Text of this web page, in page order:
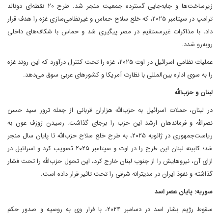
زیرساخت‌ها و جابه‌جایی گسترده جمعیت منجر شد. طرح ۲۰ نقطه‌ای دونالد
ترامپ در سپتامبر ۲۰۲۵، که خلع سلاح حماس و غیرنظامی‌سازی غزه را هدف قرار
داد، با مذاکرات غیرمستقیم در مصر پیگیری شد و حماس با شکاف‌های داخلی
روبه‌رو شدد.
عملیات نظامی اسرائیل در اوت ۲۰۲۵، غزه را تحت کنترل درآورد که این روند غزه
را به سوی اداره بین‌المللی با نظارت آمریکا و کشورهای عربی سوق می‌دهد.
لبنان و حزب‌الله
در لبنان، حملات اسرائیل به حزب‌الله هزاران قربانی از جمله ترور سید حسن
نصرالله و فرماندهان ارشد این حزب را برجای گذاشت. رسیدن ژوزف عون به
ریاست‌جمهوری در ژانویه ۲۰۲۵، به طرح خلع سلاح حزب‌الله تا پایان سال منجر
شد؛ کابینه لبنان این طرح را در اوت و سپتامبر ۲۰۲۵ تصویب کرد و اسرائیل در
ازای آن، نیروهایش را از جنوب لبنان خارج کرد، این تحول حزب‌الله را تحت فشار
گذاشته و نفوذ ایران در مدیترانه شرقی را تحت تاثیر قرار داده است.
سوریه: پایان عصر اسد
سقوط رژیم بشار اسد در دسامبر ۲۰۲۴، با فرار وی به روسیه و صدور حکم